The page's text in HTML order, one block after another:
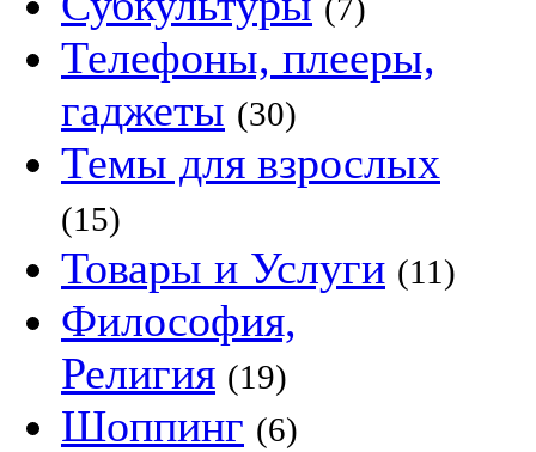
(7)
Телефоны, плееры,
гаджеты (30)
Темы для взрослых
(15)
Товары и Услуги (11)
Философия,
Религия (19)
Шоппинг (6)